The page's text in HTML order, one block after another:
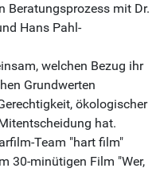
Beratungsprozess mit Dr.
Hans Pahl-
welchen Bezug ihr
Grundwerten
ökologischer
hat.
Team "hart film"
30-minütigen Film "Wer,